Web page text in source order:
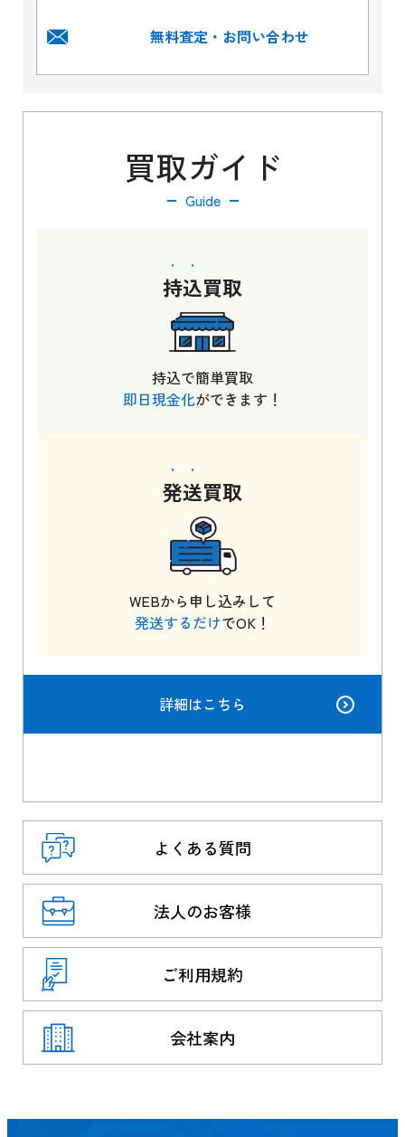
無料査定・お問い合わせ
買取ガイド
Guide
持込買取
持込で簡単買取
即日現金化ができます！
発送買取
WEBから申し込みして
発送するだけでOK！
詳細はこちら
よくある質問
法人のお客様
ご利用規約
会社案内